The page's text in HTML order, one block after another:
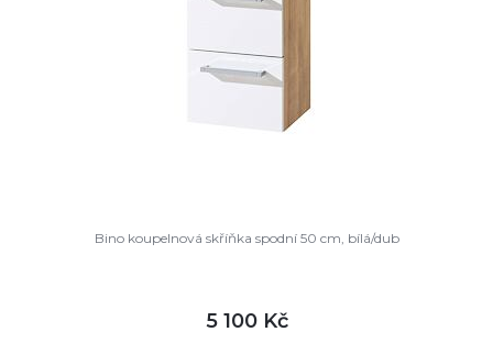
Bino koupelnová skříňka spodní 50 cm, bílá/dub
5 100 Kč